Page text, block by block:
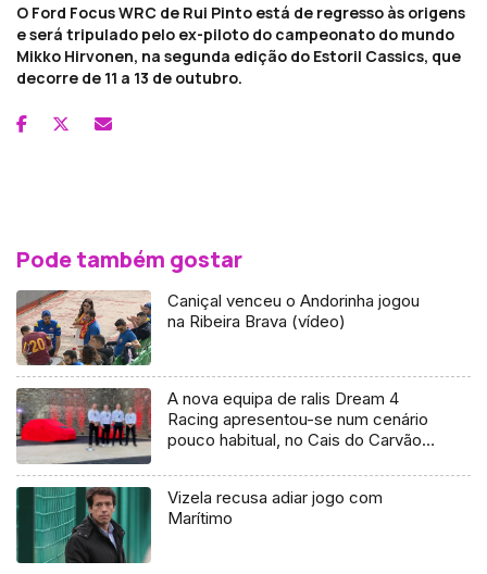
O Ford Focus WRC de Rui Pinto está de regresso às origens
e será tripulado pelo ex-piloto do campeonato do mundo
Mikko Hirvonen, na segunda edição do Estoril Cassics, que
decorre de 11 a 13 de outubro.
Pode também gostar
Caniçal venceu o Andorinha jogou
na Ribeira Brava (vídeo)
A nova equipa de ralis Dream 4
Racing apresentou-se num cenário
pouco habitual, no Cais do Carvão
Vizela recusa adiar jogo com
Marítimo